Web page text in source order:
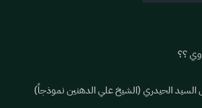
؟؟
الحيدري (الشيخ علي الدهنين نموذجاً)